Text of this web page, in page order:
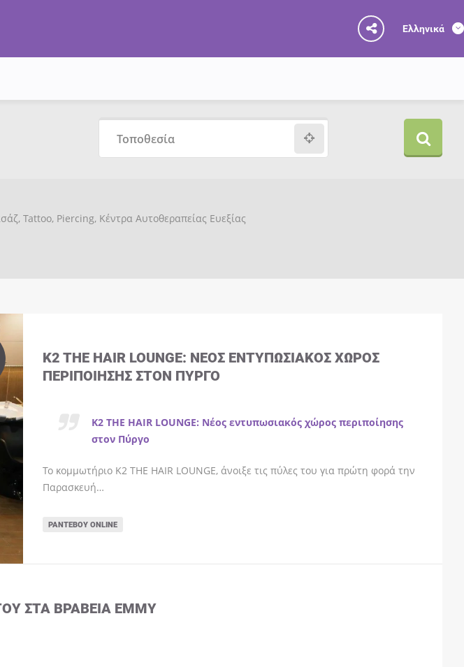
Ελληνικά
Tattoo, Piercing, Κέντρα Αυτοθεραπείας Ευεξίας
K2 THE HAIR LOUNGE: ΝΈΟΣ ΕΝΤΥΠΩΣΙΑΚΌΣ ΧΏΡΟΣ
ΠΕΡΙΠΟΊΗΣΗΣ ΣΤΟΝ ΠΎΡΓΟ
K2 THE HAIR LOUNGE: Νέος εντυπωσιακός χώρος περιποίησης
στον Πύργο
Το κομμωτήριο K2 THE HAIR LOUNGE, άνοιξε τις πύλες του για πρώτη φορά την
Παρασκευή…
ΡΑΝΤΕΒΟΎ ONLINE
ΣΤΑ ΒΡΑΒΕΊΑ EMMY